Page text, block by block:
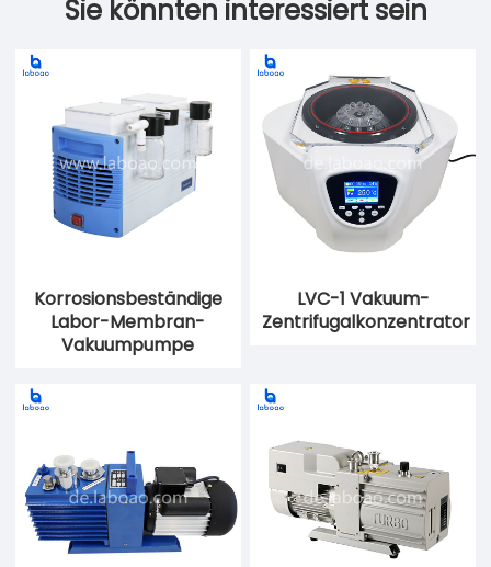
Sie könnten interessiert sein
Korrosionsbeständige
Labor-Membran-
Vakuumpumpe
LVC-1 Vakuum-
Zentrifugalkonzentrator